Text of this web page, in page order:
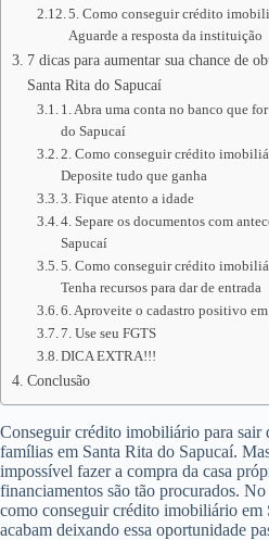
5. Como conseguir crédito
Aguarde a resposta da instituição
7 dicas para aumentar sua chance de
Santa Rita do Sapucaí
1. Abra uma conta no banco que
do Sapucaí
2. Como conseguir crédito
Deposite tudo que ganha
3. Fique atento a idade
4. Separe os documentos com
Sapucaí
5. Como conseguir crédito
Tenha recursos para dar de entrada
6. Aproveite o cadastro positivo
7. Use seu FGTS
DICA EXTRA!!!
Conclusão
Conseguir crédito imobiliário para sair
famílias em Santa Rita do Sapucaí.
impossível fazer a compra da casa
financiamentos são tão procurados.
como conseguir crédito imobiliário em
acabam deixando essa oportunidade